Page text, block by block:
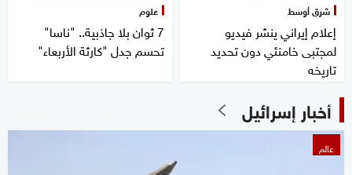
شرق أوسط
إعلام إيراني ينشر فيديو
لمجتبى خامنئي دون تحديد
تاريخه
علوم
7 ثوان بلا جاذبية.. "ناسا"
تحسم جدل "كارثة الأربعاء"
أخبار إسرائيل
عالم